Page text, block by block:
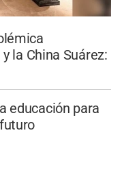
la China Suárez:
educación para